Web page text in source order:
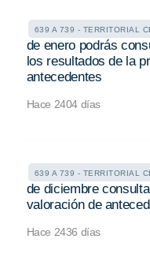
639 A 739 - TERRITORIAL
de enero podrás
los resultados de la
antecedentes
Hace 2404 días
639 A 739 - TERRITORIAL
de diciembre
valoración de
Hace 2436 días